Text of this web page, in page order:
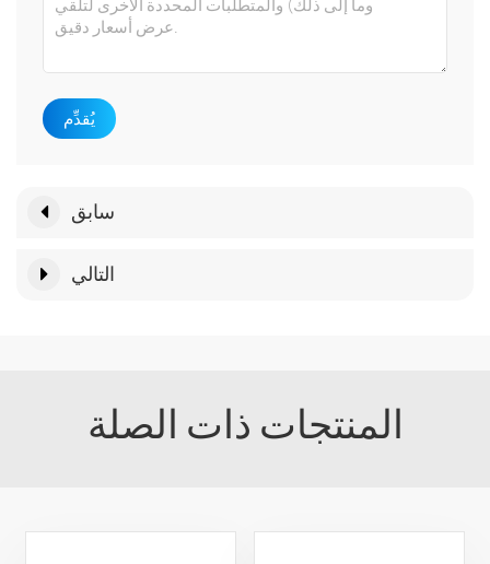
يُقدِّم
سابق
التالي
المنتجات ذات الصلة